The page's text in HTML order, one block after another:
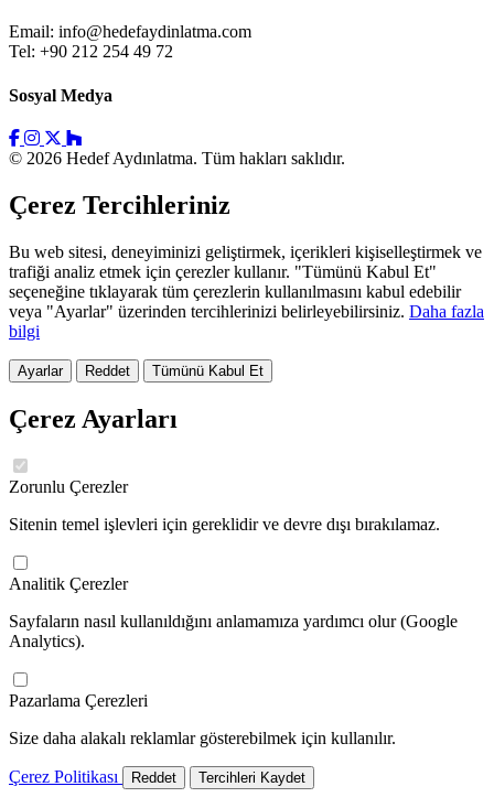
Email: info@hedefaydinlatma.com
Tel: +90 212 254 49 72
Sosyal Medya
© 2026 Hedef Aydınlatma. Tüm hakları saklıdır.
Çerez Tercihleriniz
Bu web sitesi, deneyiminizi geliştirmek, içerikleri kişiselleştirmek ve
trafiği analiz etmek için çerezler kullanır. "Tümünü Kabul Et"
seçeneğine tıklayarak tüm çerezlerin kullanılmasını kabul edebilir
veya "Ayarlar" üzerinden tercihlerinizi belirleyebilirsiniz. Daha fazla
bilgi
Ayarlar Reddet Tümünü Kabul Et
Çerez Ayarları
Zorunlu Çerezler
Sitenin temel işlevleri için gereklidir ve devre dışı bırakılamaz.
Analitik Çerezler
Sayfaların nasıl kullanıldığını anlamamıza yardımcı olur (Google
Analytics).
Pazarlama Çerezleri
Size daha alakalı reklamlar gösterebilmek için kullanılır.
Çerez Politikası Reddet Tercihleri Kaydet